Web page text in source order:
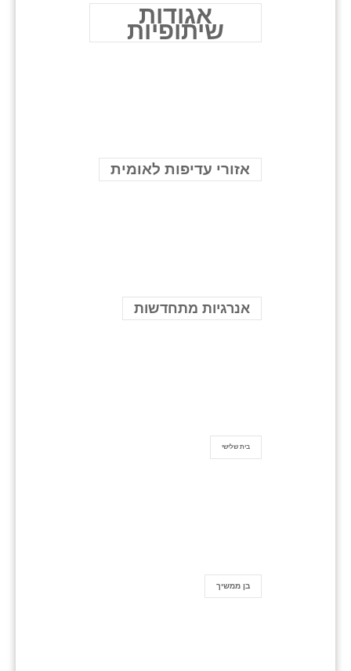
אגודות
שיתופיות
אזורי עדיפות לאומית
אנרגיות מתחדשות
בית שלישי
בן ממשיך